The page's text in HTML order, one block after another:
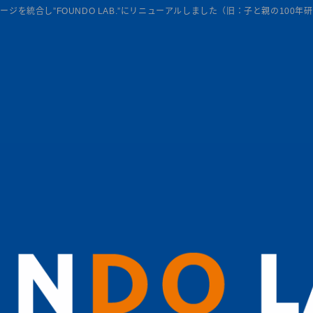
ジを統合し”FOUNDO LAB.”にリニューアルしました（旧：子と親の100年